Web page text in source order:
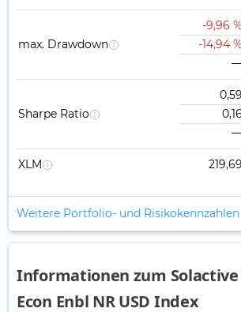
max. Drawdown
-9,96 %
-14,94 %
Sharpe Ratio
0,59
0,16
XLM 219,69
Weitere Portfolio- und Risikokennzahlen
Informationen zum Solactive
Econ Enbl NR USD Index